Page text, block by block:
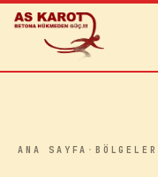
İçeriğe atla
ANA SAYFA ·BÖLGELER